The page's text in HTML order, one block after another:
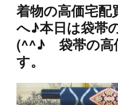
着物の高価宅配
へ♪本日は袋帯
(^^♪ 袋帯の高
す。